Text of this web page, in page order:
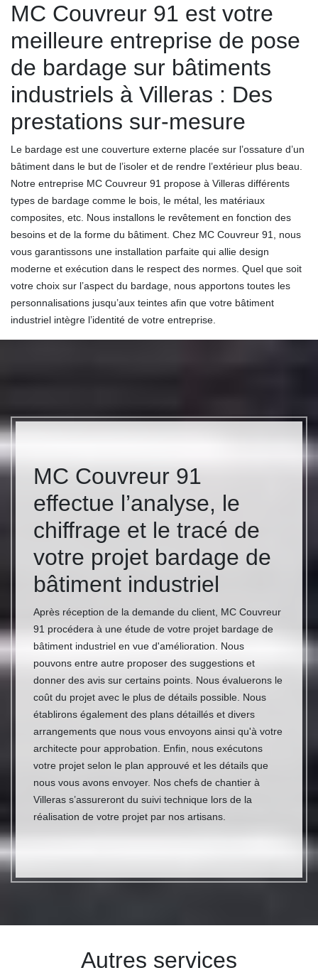
MC Couvreur 91 est votre
meilleure entreprise de pose
de bardage sur bâtiments
industriels à Villeras : Des
prestations sur-mesure
Le bardage est une couverture externe placée sur l’ossature d’un
bâtiment dans le but de l’isoler et de rendre l’extérieur plus beau.
Notre entreprise MC Couvreur 91 propose à Villeras différents
types de bardage comme le bois, le métal, les matériaux
composites, etc. Nous installons le revêtement en fonction des
besoins et de la forme du bâtiment. Chez MC Couvreur 91, nous
vous garantissons une installation parfaite qui allie design
moderne et exécution dans le respect des normes. Quel que soit
votre choix sur l’aspect du bardage, nous apportons toutes les
personnalisations jusqu’aux teintes afin que votre bâtiment
industriel intègre l’identité de votre entreprise.
MC Couvreur 91
effectue l’analyse, le
chiffrage et le tracé de
votre projet bardage de
bâtiment industriel
Après réception de la demande du client, MC Couvreur
91 procédera à une étude de votre projet bardage de
bâtiment industriel en vue d'amélioration. Nous
pouvons entre autre proposer des suggestions et
donner des avis sur certains points. Nous évaluerons le
coût du projet avec le plus de détails possible. Nous
établirons également des plans détaillés et divers
arrangements que nous vous envoyons ainsi qu'à votre
architecte pour approbation. Enfin, nous exécutons
votre projet selon le plan approuvé et les détails que
nous vous avons envoyer. Nos chefs de chantier à
Villeras s’assureront du suivi technique lors de la
réalisation de votre projet par nos artisans.
Autres services